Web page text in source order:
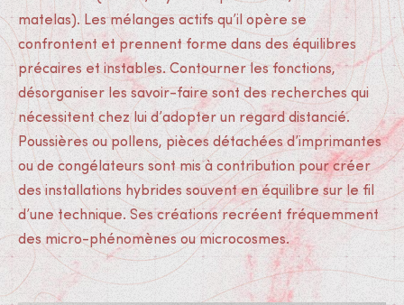
matelas). Les mélanges actifs qu’il opère se
confrontent et prennent forme dans des équilibres
précaires et instables. Contourner les fonctions,
désorganiser les savoir-faire sont des recherches qui
nécessitent chez lui d’adopter un regard distancié.
Poussières ou pollens, pièces détachées d’imprimantes
ou de congélateurs sont mis à contribution pour créer
des installations hybrides souvent en équilibre sur le fil
d’une technique. Ses créations recréent fréquemment
des micro-phénomènes ou microcosmes.